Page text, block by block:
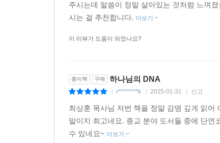
주시는데 말씀이 정말 살아있는 것처럼 느껴
시는 걸 추천합니다. 더보기
이 리뷰가 도움이 되었나요?
종이책 구매 하나님의 DNA
r********k 2025-01-31 신고
최상훈 목사님 저번 책을 정말 감명 깊게 읽
말이지 최고네요. 종교 분야 도서들 중에 단
수 있네요~ 더보기